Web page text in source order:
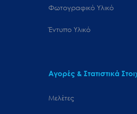
Φωτογραφικό Υλικό
Έντυπο Υλικό
Αγορές & Στατιστικά
Μελέτες